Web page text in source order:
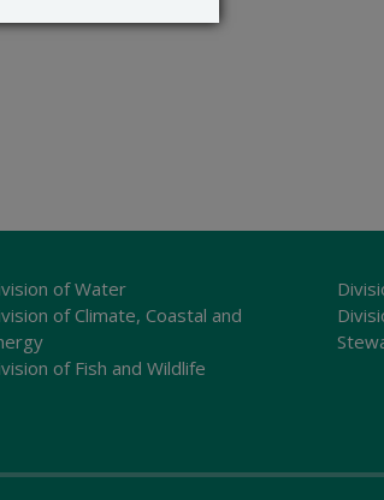
of Water
of Climate, Coastal and
of Fish and Wildlife